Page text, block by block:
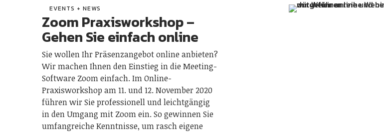
EVENTS + NEWS
Zoom Praxisworkshop –
Gehen Sie einfach online
Sie wollen Ihr Präsenzangebot online anbieten?
Wir machen Ihnen den Einstieg in die Meeting-
Software Zoom einfach. Im Online-
Praxisworkshop am 11. und 12. November 2020
führen wir Sie professionell und leichtgängig
in den Umgang mit Zoom ein. So gewinnen Sie
umfangreiche Kenntnisse, um rasch eigene